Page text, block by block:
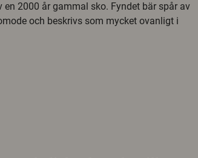
en 2000 år gammal sko. Fyndet bär spår av
och beskrivs som mycket ovanligt i